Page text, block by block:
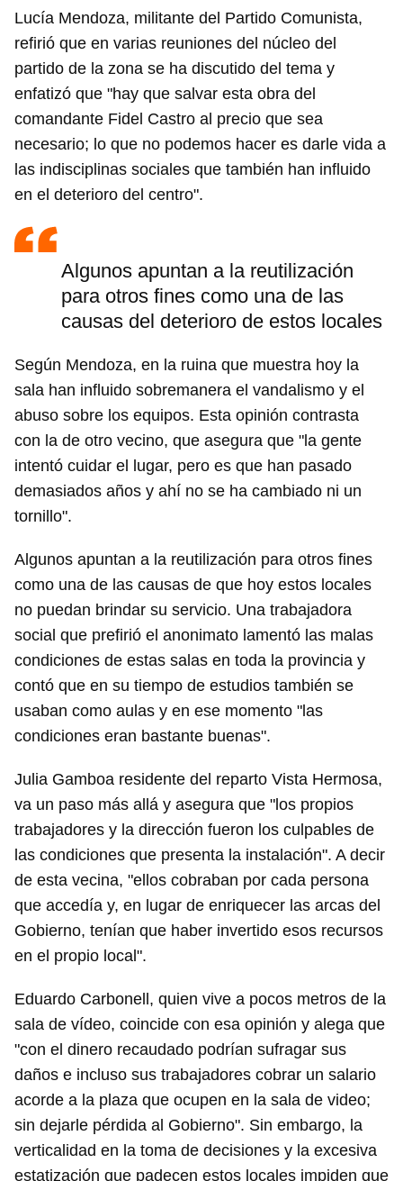
Guardar como favorito
Lucía Mendoza, militante del Partido Comunista,
refirió que en varias reuniones del núcleo del
partido de la zona se ha discutido del tema y
enfatizó que "hay que salvar esta obra del
comandante Fidel Castro al precio que sea
necesario; lo que no podemos hacer es darle vida a
las indisciplinas sociales que también han influido
en el deterioro del centro".
Algunos apuntan a la reutilización
para otros fines como una de las
causas del deterioro de estos locales
Según Mendoza, en la ruina que muestra hoy la
sala han influido sobremanera el vandalismo y el
abuso sobre los equipos. Esta opinión contrasta
con la de otro vecino, que asegura que "la gente
intentó cuidar el lugar, pero es que han pasado
demasiados años y ahí no se ha cambiado ni un
tornillo".
Algunos apuntan a la reutilización para otros fines
como una de las causas de que hoy estos locales
no puedan brindar su servicio. Una trabajadora
social que prefirió el anonimato lamentó las malas
condiciones de estas salas en toda la provincia y
contó que en su tiempo de estudios también se
usaban como aulas y en ese momento "las
condiciones eran bastante buenas".
Julia Gamboa residente del reparto Vista Hermosa,
va un paso más allá y asegura que "los propios
trabajadores y la dirección fueron los culpables de
las condiciones que presenta la instalación". A decir
de esta vecina, "ellos cobraban por cada persona
que accedía y, en lugar de enriquecer las arcas del
Gobierno, tenían que haber invertido esos recursos
en el propio local".
Eduardo Carbonell, quien vive a pocos metros de la
sala de vídeo, coincide con esa opinión y alega que
"con el dinero recaudado podrían sufragar sus
daños e incluso sus trabajadores cobrar un salario
acorde a la plaza que ocupen en la sala de video;
sin dejarle pérdida al Gobierno". Sin embargo, la
verticalidad en la toma de decisiones y la excesiva
estatización que padecen estos locales impiden que